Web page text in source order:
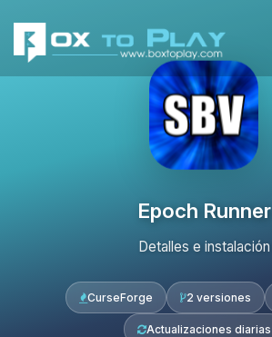
Epoch Runner
Detalles e instalación
CurseForge 2 versiones
Actualizaciones diarias